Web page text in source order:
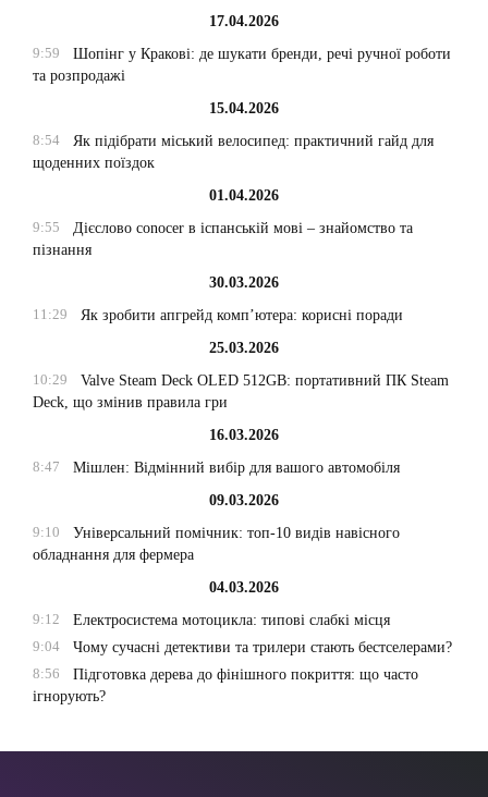
17.04.2026
9:59
Шопінг у Кракові: де шукати бренди, речі ручної роботи
та розпродажі
15.04.2026
8:54
Як підібрати міський велосипед: практичний гайд для
щоденних поїздок
01.04.2026
9:55
Дієслово conocer в іспанській мові – знайомство та
пізнання
30.03.2026
11:29
Як зробити апгрейд комп’ютера: корисні поради
25.03.2026
10:29
Valve Steam Deck OLED 512GB: портативний ПК Steam
Deck, що змінив правила гри
16.03.2026
8:47
Мішлен: Відмінний вибір для вашого автомобіля
09.03.2026
9:10
Універсальний помічник: топ-10 видів навісного
обладнання для фермера
04.03.2026
9:12
Електросистема мотоцикла: типові слабкі місця
9:04
Чому сучасні детективи та трилери стають бестселерами?
8:56
Підготовка дерева до фінішного покриття: що часто
ігнорують?